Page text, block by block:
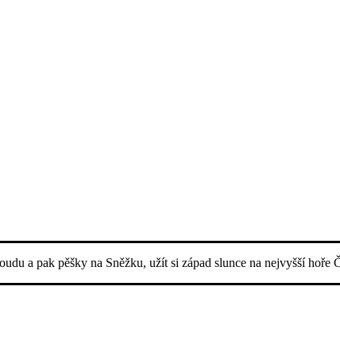
a pak pěšky na Sněžku, užít si západ slunce na nejvyšší hoře